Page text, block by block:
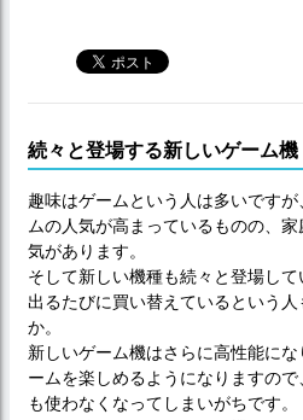
続々と登場する新しいゲーム機
趣味はゲームという人は多いです
ムの人気が高まっているものの、
気があります。
そして新しい機種も続々と登場し
出るたびに買い替えているという
か。
新しいゲーム機はさらに高性能に
ームを楽しめるようになりますの
も使わなくなってしまいがちです。